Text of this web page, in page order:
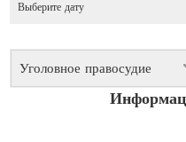
Уголовное правосудие